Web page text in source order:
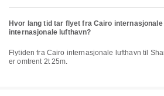
Hvor lang tid tar flyet fra Cairo
internasjonale lufthavn?
Flytiden fra Cairo internasjonale lufthavn til Sharjah internasjonale lufthavn
er omtrent 2t 25m.